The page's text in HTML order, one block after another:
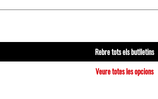
Rebre tots els butlletins
Veure totes les opcions